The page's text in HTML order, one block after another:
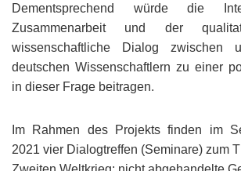
Dementsprechend würde die
Zusammenarbeit und der
wissenschaftliche Dialog zwischen
deutschen Wissenschaftlern zu einer
in dieser Frage beitragen.
Im Rahmen des Projekts finden im
2021 vier Dialogtreffen (Seminare) zum